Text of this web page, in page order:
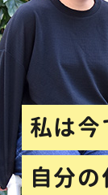
私は
自分